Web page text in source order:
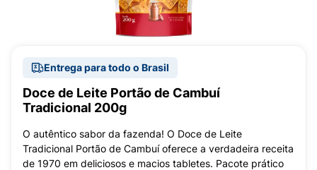
Entrega para todo o Brasil
Doce de Leite Portão de Cambuí
Tradicional 200g
O autêntico sabor da fazenda! O Doce de Leite
Tradicional Portão de Cambuí oferece a verdadeira receita
de 1970 em deliciosos e macios tabletes. Pacote prático